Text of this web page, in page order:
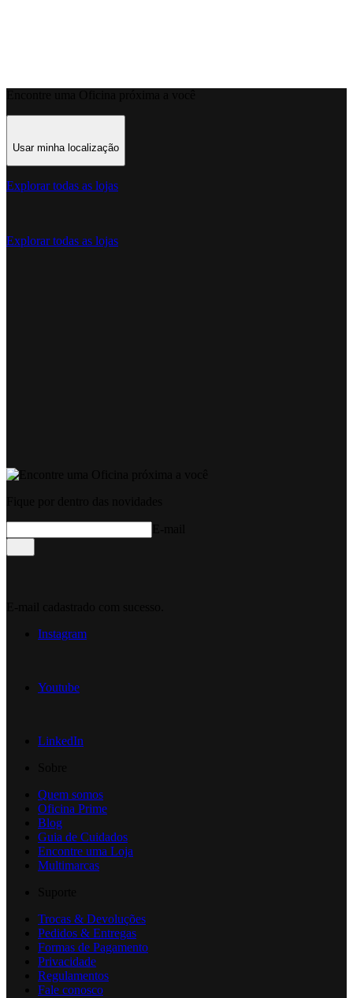
Usar minha localização
Explorar todas as lojas
Explorar todas as lojas
Instagram
Youtube
LinkedIn
Quem somos
Oficina Prime
Blog
Guia de Cuidados
Encontre uma Loja
Multimarcas
Trocas & Devoluções
Pedidos & Entregas
Formas de Pagamento
Privacidade
Regulamentos
Fale conosco